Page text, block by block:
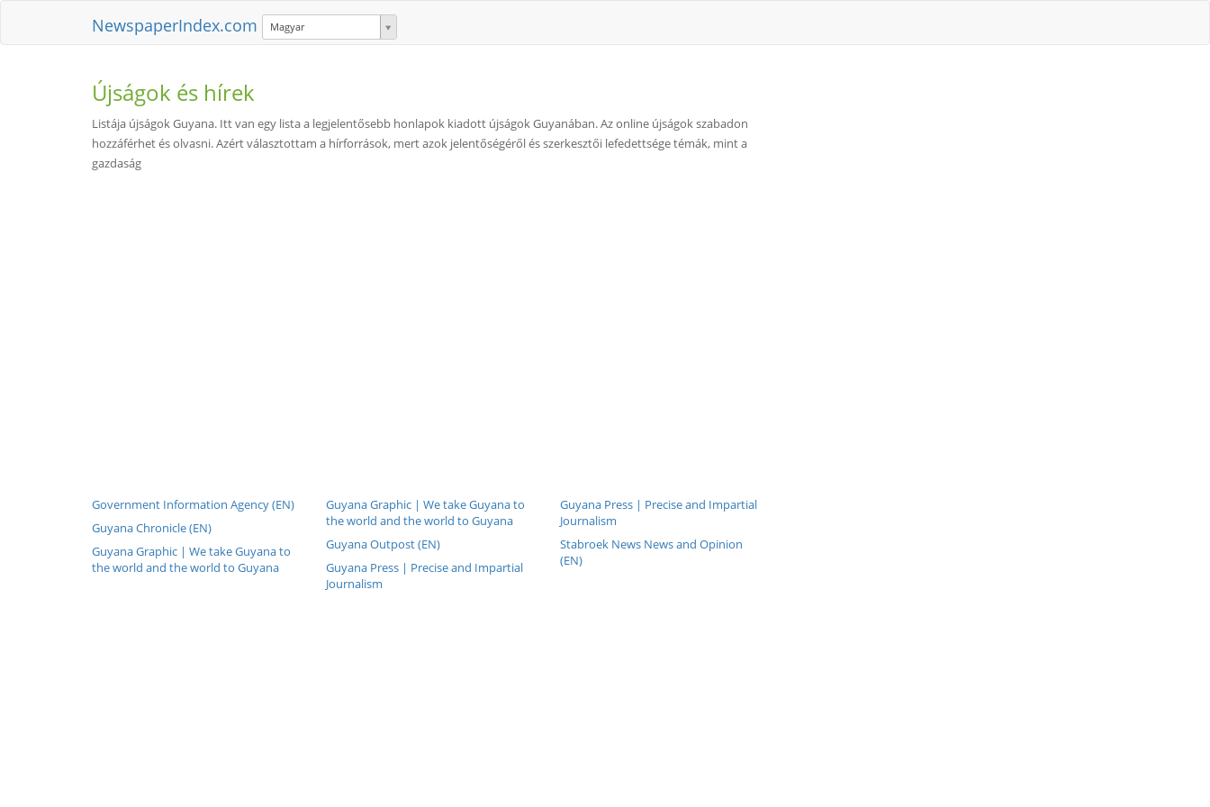
NewspaperIndex.com Magyar
Újságok és hírek
Listája újságok Guyana. Itt van egy lista a legjelentősebb honlapok kiadott újságok Guyanában. Az online újságok szabadon
hozzáférhet és olvasni. Azért választottam a hírforrások, mert azok jelentőségéről és szerkesztői lefedettsége témák, mint a
gazdaság
Government Information Agency (EN)
Guyana Chronicle (EN)
Guyana Graphic | We take Guyana to
the world and the world to Guyana
Guyana Graphic | We take Guyana to
the world and the world to Guyana
Guyana Outpost (EN)
Guyana Press | Precise and Impartial
Journalism
Guyana Press | Precise and Impartial
Journalism
Stabroek News News and Opinion
(EN)